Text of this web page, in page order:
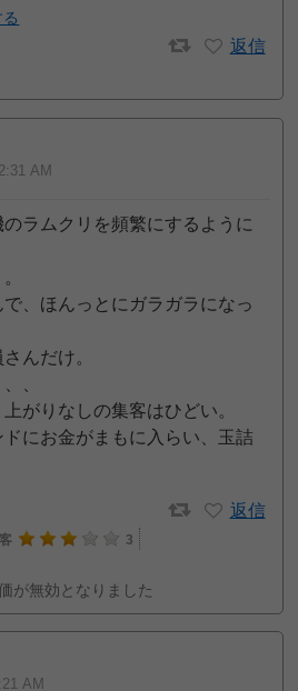
返信
AM
ラムクリを頻繁にするように
、ほんっとにガラガラになっ
んだけ。
、
がりなしの集客はひどい。
にお金がまもに入らい、玉詰
返信
3
が無効となりました
AM